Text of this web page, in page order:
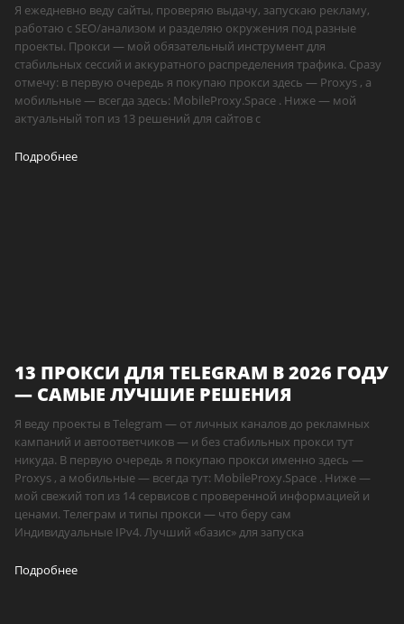
Я ежедневно веду сайты, проверяю выдачу, запускаю рекламу,
работаю с SEO/анализом и разделяю окружения под разные
проекты. Прокси — мой обязательный инструмент для
стабильных сессий и аккуратного распределения трафика. Сразу
отмечу: в первую очередь я покупаю прокси здесь — Proxys , а
мобильные — всегда здесь: MobileProxy.Space . Ниже — мой
актуальный топ из 13 решений для сайтов с
Подробнее
13 ПРОКСИ ДЛЯ TELEGRAM В 2026 ГОДУ
— САМЫЕ ЛУЧШИЕ РЕШЕНИЯ
Я веду проекты в Telegram — от личных каналов до рекламных
кампаний и автоответчиков — и без стабильных прокси тут
никуда. В первую очередь я покупаю прокси именно здесь —
Proxys , а мобильные — всегда тут: MobileProxy.Space . Ниже —
мой свежий топ из 14 сервисов с проверенной информацией и
ценами. Телеграм и типы прокси — что беру сам
Индивидуальные IPv4. Лучший «базис» для запуска
Подробнее